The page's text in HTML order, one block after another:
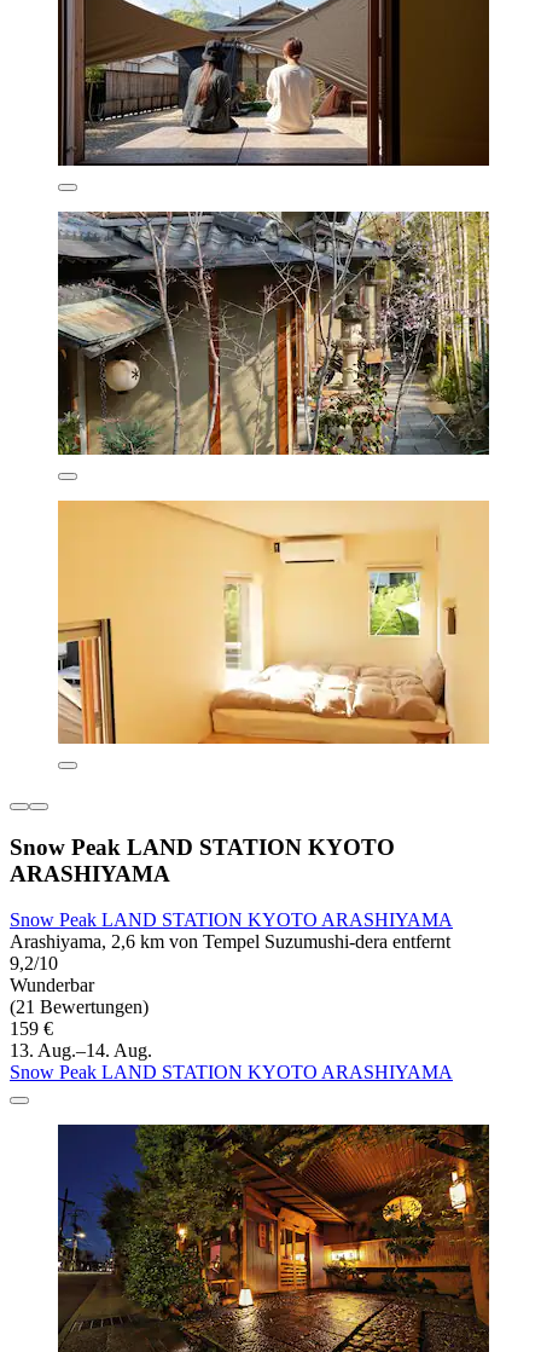
Snow Peak LAND STATION KYOTO
ARASHIYAMA
Snow Peak LAND STATION KYOTO ARASHIYAMA
Arashiyama, 2,6 km von Tempel Suzumushi-dera entfernt
9,2/10
Wunderbar
(21 Bewertungen)
159 €
13. Aug.–14. Aug.
Snow Peak LAND STATION KYOTO ARASHIYAMA